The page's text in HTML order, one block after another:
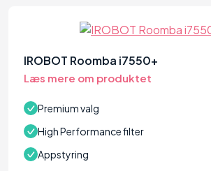
IROBOT Roomba i7550+
Læs mere om produktet
Premium valg
High Performance filter
Appstyring